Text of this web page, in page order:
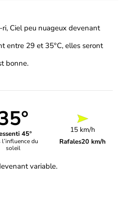
Ciel peu nuageux devenant
entre 29 et 35°C, elles seront
bonne.
45°
l’influence du
soleil
15 km/h
Rafales20 km/h
variable.